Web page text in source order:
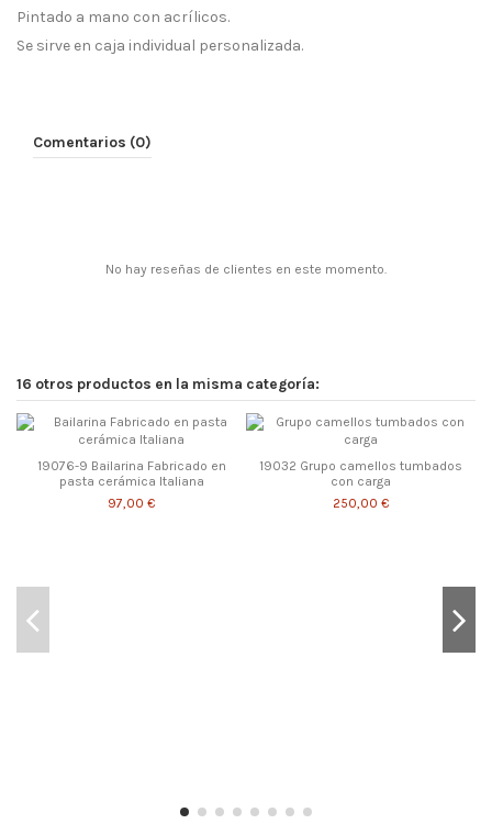
Pintado a mano con acrílicos.
Se sirve en caja individual personalizada.
Comentarios (0)
No hay reseñas de clientes en este momento.
16 otros productos en la misma categoría:
19076-9 Bailarina Fabricado en
pasta cerámica Italiana
97,00 €
19032 Grupo camellos tumbados
con carga
250,00 €